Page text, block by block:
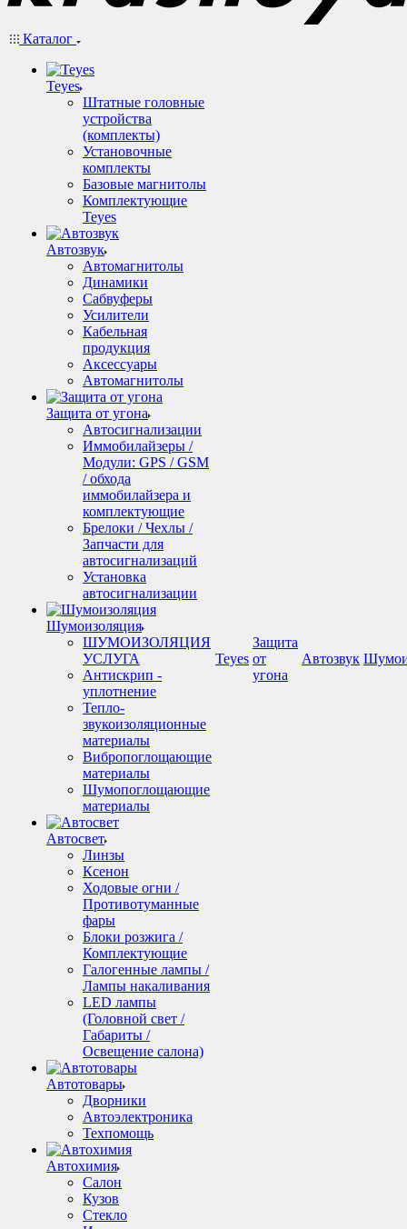
Каталог
Teyes
Штатные головные
устройства
(комплекты)
Установочные
комплекты
Базовые магнитолы
Комплектующие
Teyes
Автозвук
Автомагнитолы
Динамики
Сабвуферы
Усилители
Кабельная
продукция
Аксессуары
Автомагнитолы
Защита от угона
Автосигнализации
Иммобилайзеры /
Модули: GPS / GSM
/ обхода
иммобилайзера и
комплектующие
Брелоки / Чехлы /
Запчасти для
автосигнализаций
Установка
автосигнализации
Шумоизоляция
ШУМОИЗОЛЯЦИЯ
УСЛУГА
Антискрип -
уплотнение
Тепло-
звукоизоляционные
материалы
Вибропоглощающие
материалы
Шумопоглощающие
материалы
Автосвет
Линзы
Ксенон
Ходовые огни /
Противотуманные
фары
Блоки розжига /
Комплектующие
Галогенные лампы /
Лампы накаливания
LED лампы
(Головной свет /
Габариты /
Освещение салона)
Автотовары
Дворники
Автоэлектроника
Техпомощь
Автохимия
Салон
Кузов
Стекло
Teyes
Защита
от
угона
Автозвук